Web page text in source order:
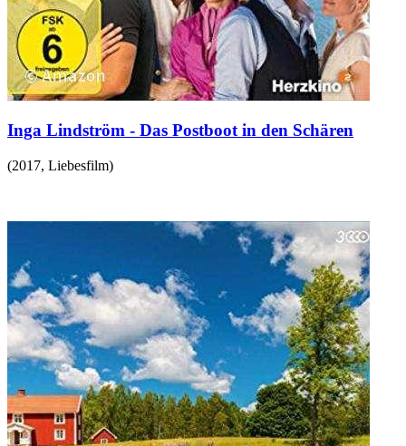
Inga Lindström - Das Postboot in den Schären
(2017, Liebesfilm)